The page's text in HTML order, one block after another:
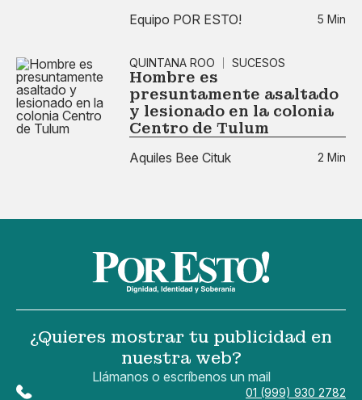
Equipo POR ESTO! 5 Min
QUINTANA ROO SUCESOS
Hombre es
presuntamente asaltado
y lesionado en la colonia
Centro de Tulum
Aquiles Bee Cituk 2 Min
¿Quieres mostrar tu publicidad en
nuestra web?
Llámanos o escríbenos un mail
01 (999) 930 2782